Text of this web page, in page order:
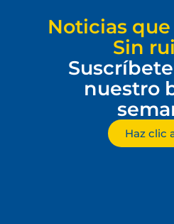
Noticias
Sin
nuestro
Haz clic